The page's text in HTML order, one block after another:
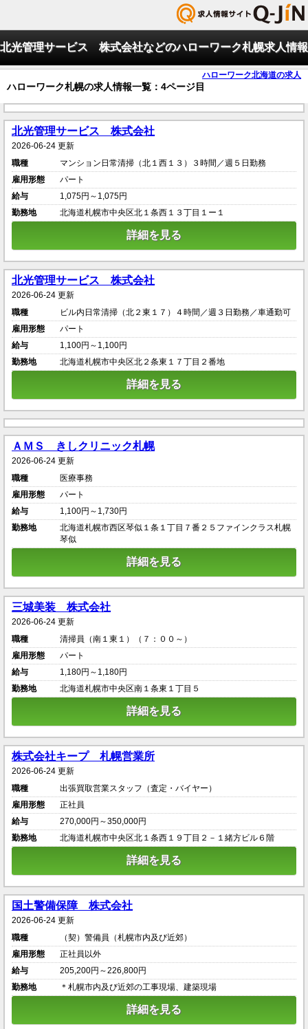
北光管理サービス 株式会社などのハローワーク札幌求人情報
ハローワーク北海道の求人
ハローワーク札幌の求人情報一覧：4ページ目
北光管理サービス 株式会社
2026-06-24 更新
職種
マンション日常清掃（北１西１３）３時間／週５日勤務
雇用形態
パート
給与
1,075円～1,075円
勤務地
北海道札幌市中央区北１条西１３丁目１ー１
詳細を見る
北光管理サービス 株式会社
2026-06-24 更新
職種
ビル内日常清掃（北２東１７）４時間／週３日勤務／車通勤可
雇用形態
パート
給与
1,100円～1,100円
勤務地
北海道札幌市中央区北２条東１７丁目２番地
詳細を見る
ＡＭＳ きしクリニック札幌
2026-06-24 更新
職種
医療事務
雇用形態
パート
給与
1,100円～1,730円
勤務地
北海道札幌市西区琴似１条１丁目７番２５ファインクラス札幌
琴似
詳細を見る
三城美装 株式会社
2026-06-24 更新
職種
清掃員（南１東１）（７：００～）
雇用形態
パート
給与
1,180円～1,180円
勤務地
北海道札幌市中央区南１条東１丁目５
詳細を見る
株式会社キープ 札幌営業所
2026-06-24 更新
職種
出張買取営業スタッフ（査定・バイヤー）
雇用形態
正社員
給与
270,000円～350,000円
勤務地
北海道札幌市中央区北１条西１９丁目２－１緒方ビル６階
詳細を見る
国土警備保障 株式会社
2026-06-24 更新
職種
（契）警備員（札幌市内及び近郊）
雇用形態
正社員以外
給与
205,200円～226,800円
勤務地
＊札幌市内及び近郊の工事現場、建築現場
詳細を見る